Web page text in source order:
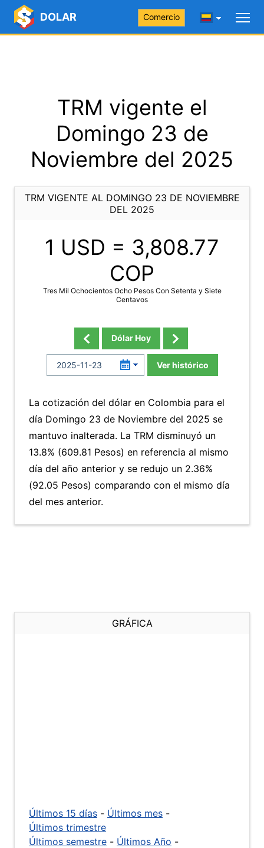
DOLAR Comercio
TRM vigente el
Domingo 23 de
Noviembre del 2025
TRM VIGENTE AL DOMINGO 23 DE NOVIEMBRE
DEL 2025
1 USD = 3,808.77
COP
Tres Mil Ochocientos Ocho Pesos Con Setenta y Siete
Centavos
Dólar Hoy
Ver histórico
La cotización del dólar en Colombia para el
día Domingo 23 de Noviembre del 2025 se
mantuvo inalterada. La TRM disminuyó un
13.8% (609.81 Pesos) en referencia al mismo
día del año anterior y se redujo un 2.36%
(92.05 Pesos) comparando con el mismo día
del mes anterior.
GRÁFICA
Últimos 15 días - Últimos mes -
Últimos trimestre
Últimos semestre - Últimos Año -